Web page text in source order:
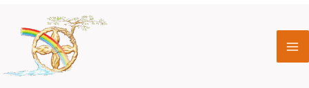
Inhalt
springen